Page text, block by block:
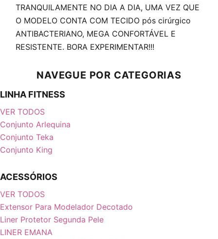
TRANQUILAMENTE NO DIA A DIA, UMA VEZ QUE
O MODELO CONTA COM TECIDO pós cirúrgico
ANTIBACTERIANO, MEGA CONFORTÁVEL E
RESISTENTE. BORA EXPERIMENTAR!!!
NAVEGUE POR CATEGORIAS
LINHA FITNESS
VER TODOS
Conjunto Arlequina
Conjunto Teka
Conjunto King
ACESSÓRIOS
VER TODOS
Extensor Para Modelador Decotado
Liner Protetor Segunda Pele
LINER EMANA